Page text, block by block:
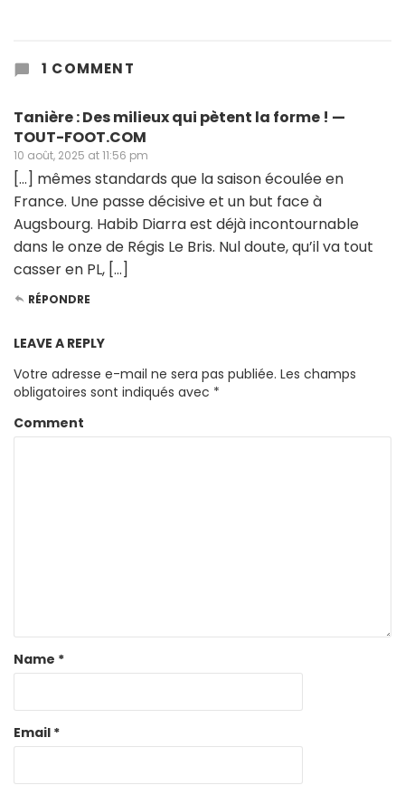
1 COMMENT
Tanière : Des milieux qui pètent la forme ! —
TOUT-FOOT.COM
10 août, 2025 at 11:56 pm
[…] mêmes standards que la saison écoulée en
France. Une passe décisive et un but face à
Augsbourg. Habib Diarra est déjà incontournable
dans le onze de Régis Le Bris. Nul doute, qu’il va tout
casser en PL, […]
RÉPONDRE
LEAVE A REPLY
Votre adresse e-mail ne sera pas publiée. Les champs
obligatoires sont indiqués avec *
Comment
Name *
Email *